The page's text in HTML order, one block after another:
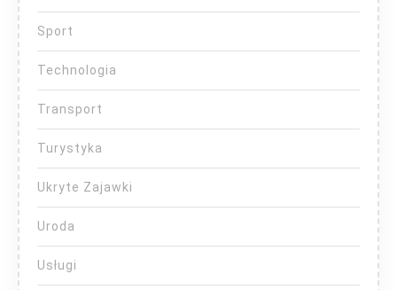
Sport
Technologia
Transport
Turystyka
Ukryte Zajawki
Uroda
Usługi